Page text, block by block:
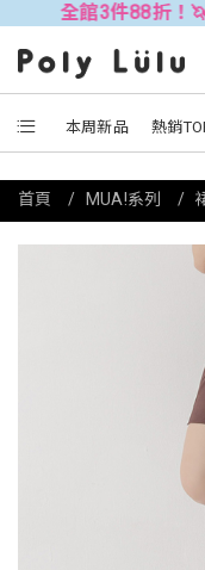
件88折！🦄 滿$2500
本周新品 熱銷
首頁 MUA!系列